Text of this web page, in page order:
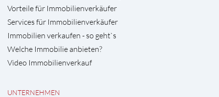
Vorteile für Immobilienverkäufer
Services für Immobilienverkäufer
Immobilien verkaufen - so geht`s
Welche Immobilie anbieten?
Video Immobilienverkauf
UNTERNEHMEN